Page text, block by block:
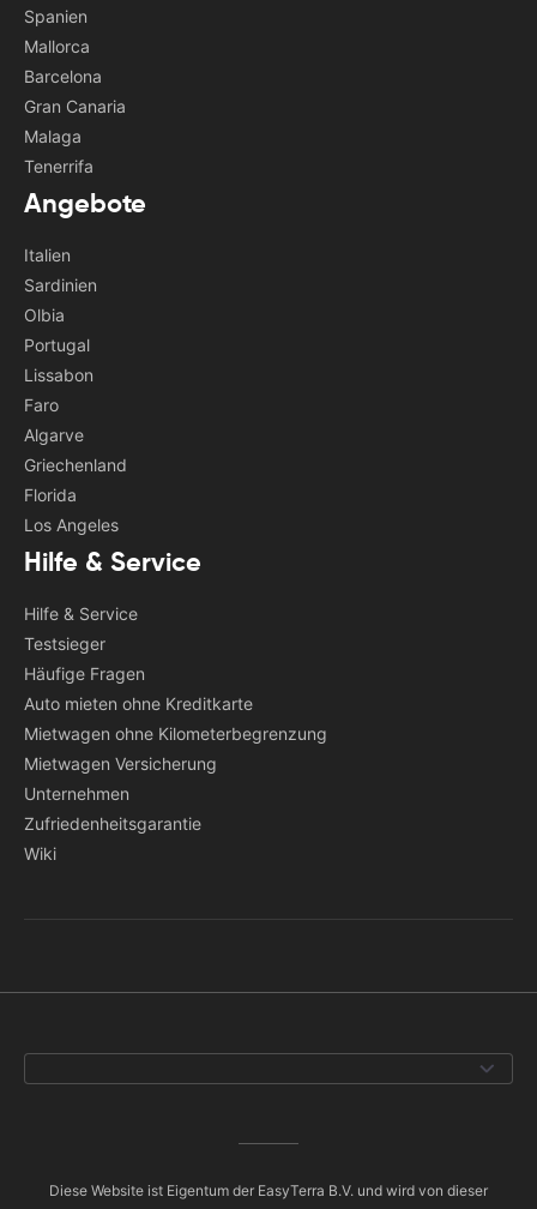
Spanien
Mallorca
Barcelona
Gran Canaria
Malaga
Tenerrifa
Angebote
Italien
Sardinien
Olbia
Portugal
Lissabon
Faro
Algarve
Griechenland
Florida
Los Angeles
Hilfe & Service
Hilfe & Service
Testsieger
Häufige Fragen
Auto mieten ohne Kreditkarte
Mietwagen ohne Kilometerbegrenzung
Mietwagen Versicherung
Unternehmen
Zufriedenheitsgarantie
Wiki
Diese Website ist Eigentum der EasyTerra B.V. und wird von dieser